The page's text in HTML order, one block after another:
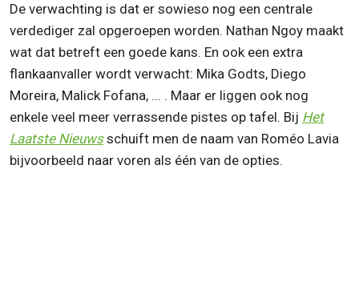
De verwachting is dat er sowieso nog een centrale
verdediger zal opgeroepen worden. Nathan Ngoy maakt
wat dat betreft een goede kans. En ook een extra
flankaanvaller wordt verwacht: Mika Godts, Diego
Moreira, Malick Fofana, ... . Maar er liggen ook nog
enkele veel meer verrassende pistes op tafel. Bij Het
Laatste Nieuwsschuift men de naam van Roméo Lavia
bijvoorbeeld naar voren als één van de opties.